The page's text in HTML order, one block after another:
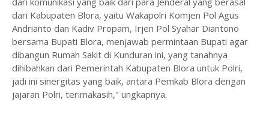
dari Kabupaten Blora, yaitu Wakapolri Komjen Pol Agus
Andrianto dan Kadiv Propam, Irjen Pol Syahar Diantono
bersama Bupati Blora, menjawab permintaan Bupati agar
dibangun Rumah Sakit di Kunduran ini, yang tanahnya
dihibahkan dari Pemerintah Kabupaten Blora untuk Polri,
jadi ini sinergitas yang baik, antara Pemkab Blora dengan
jajaran Polri, terimakasih," ungkapnya.